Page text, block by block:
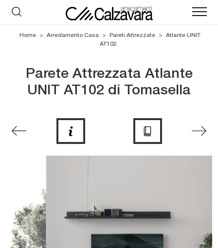
Home > Arredamento Casa > Pareti Attrezzate > Atlante UNIT
AT102
Parete Attrezzata Atlante
UNIT AT102 di Tomasella